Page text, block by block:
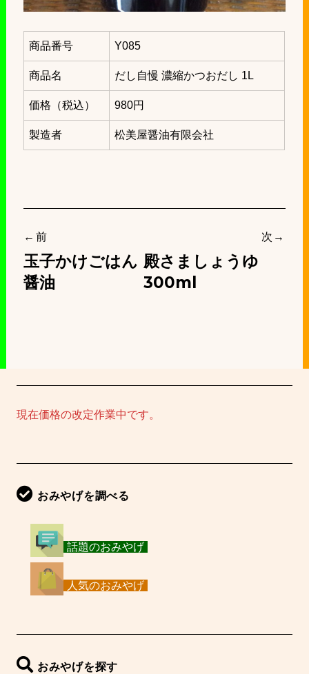
商品番号 Y085
商品名 だし自慢 濃縮かつおだし 1L
価格（税込） 980円
製造者 松美屋醤油有限会社
稿
ナ
ョ
前
玉子かけごはん
醤油
次
殿さましょうゆ
300ml
現在価格の改定作業中です。
おみやげを調べる
話題のおみやげ
人気のおみやげ
おみやげを探す